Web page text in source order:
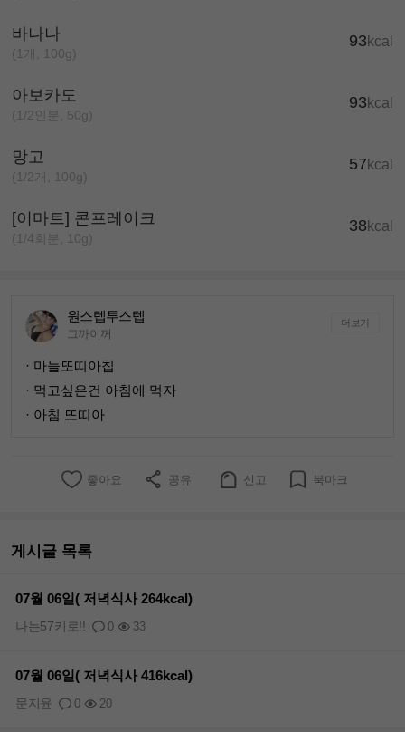
바나나
(1개, 100g)
93 kcal
아보카도
(1/2인분, 50g)
93 kcal
망고
(1/2개, 100g)
57 kcal
[이마트] 콘프레이크
(1/4회분, 10g)
38 kcal
원스텝투스텝
그까이꺼
더보기
· 마늘또띠아칩
· 먹고싶은건 아침에 먹자
· 아침 또띠아
좋아요 공유 신고 북마크
게시글 목록
07월 06일( 저녁식사 264kcal)
0 33
나는57키로!!
07월 06일( 저녁식사 416kcal)
0 20
문지윤